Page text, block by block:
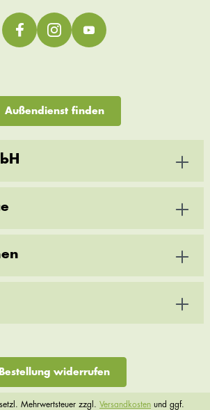
Außendienst finden
Bestellung widerrufen
Mehrwertsteuer zzgl. Versandkosten und ggf.